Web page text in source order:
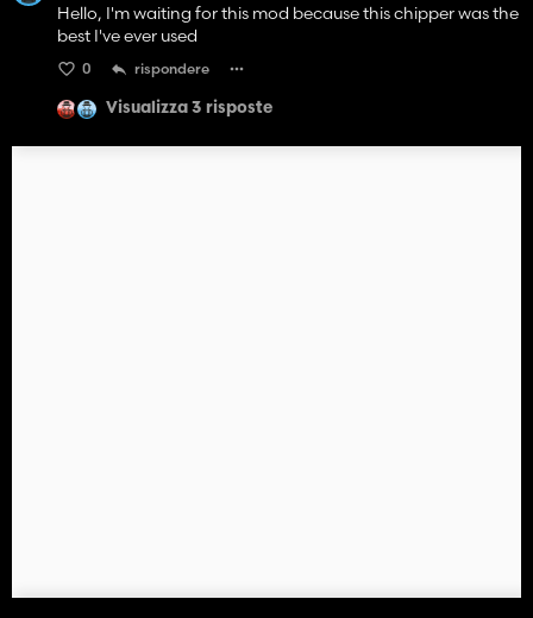
Hello, I'm waiting for this mod because this chipper was the
best I've ever used
0 rispondere
Visualizza 3 risposte